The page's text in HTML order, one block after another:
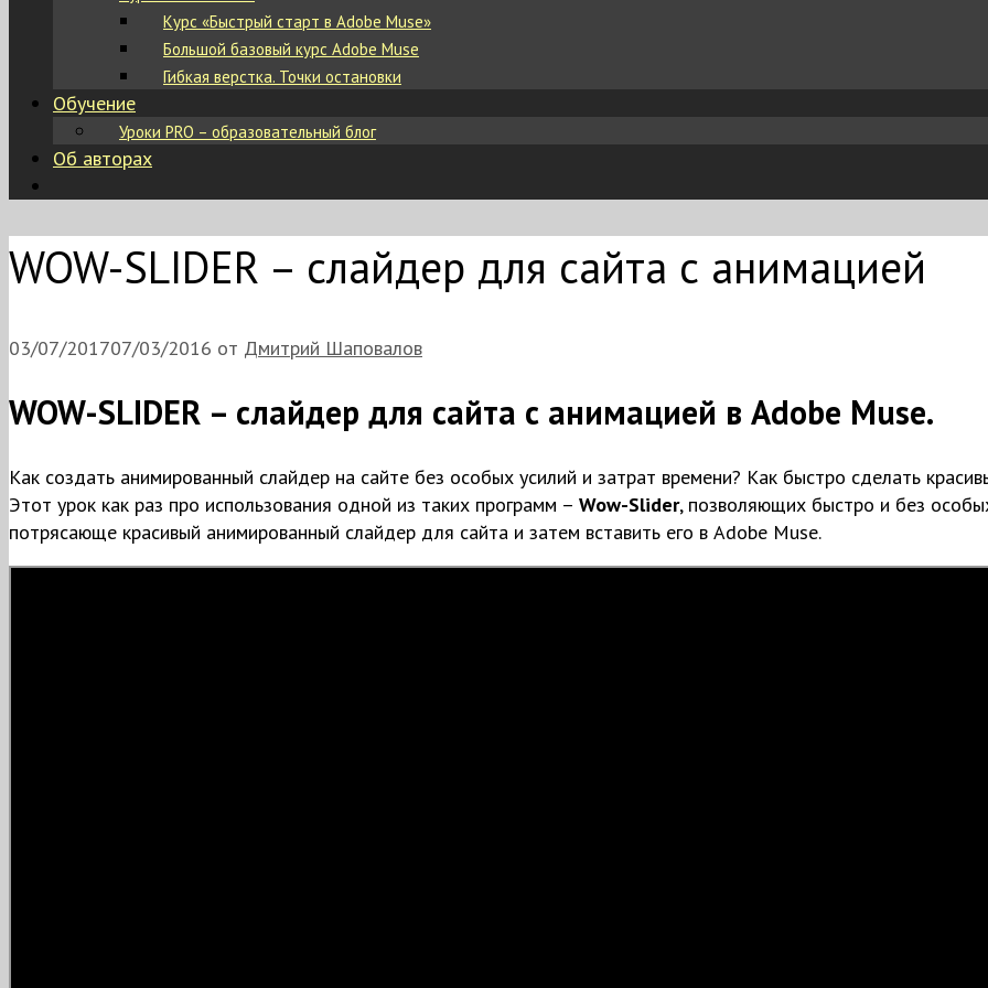
Курс «Быстрый старт в Adobe Muse»
Большой базовый курс Adobe Muse
Гибкая верстка. Точки остановки
Обучение
Уроки PRO – образовательный блог
Об авторах
WOW-SLIDER – слайдер для сайта с анимацией
03/07/201707/03/2016 от Дмитрий Шаповалов
WOW-SLIDER – слайдер для сайта с анимацией в Adobe Muse.
Как создать анимированный слайдер на сайте без особых усилий и затрат времени? Как быстро сделать
Этот урок как раз про использования одной из таких программ – Wow-Slider, позволяющих быстро и без
потрясающе красивый анимированный слайдер для сайта и затем вставить его в Adobe Muse.